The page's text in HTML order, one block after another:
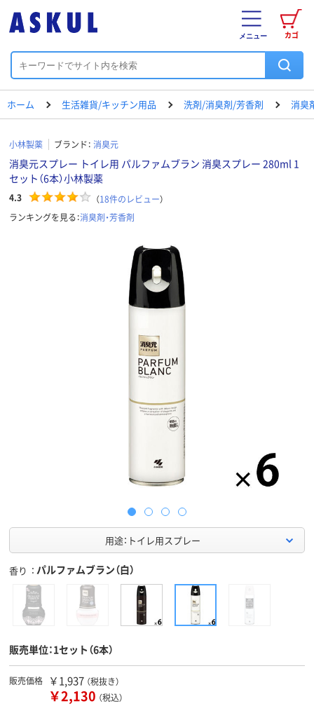
カゴ
メニュー
ホーム 生活雑貨/キッチン用品 洗剤/消臭剤/芳香剤 消臭
小林製薬 ブランド： 消臭元
消臭元スプレー トイレ用 パルファムブラン 消臭スプレー 280ml 1
セット（6本）小林製薬
4.3 （18件のレビュー）
ランキングを見る：消臭剤・芳香剤
用途：トイレ用スプレー
香り パルファムブラン（白）
販売単位：1セット（6本）
販売価格 ￥1,937 （税抜き）
￥2,130 （税込）